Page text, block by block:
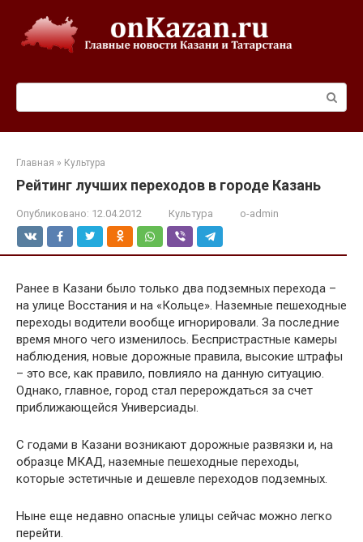
контенту
Главная » Культура
Рейтинг лучших переходов в городе Казань
Опубликовано: 12.04.2012 Культура o-admin
Ранее в Казани было только два подземных перехода –
на улице Восстания и на «Кольце». Наземные пешеходные
переходы водители вообще игнорировали. За последние
время много чего изменилось. Беспристрастные камеры
наблюдения, новые дорожные правила, высокие штрафы
– это все, как правило, повлияло на данную ситуацию.
Однако, главное, город стал перерождаться за счет
приближающейся Универсиады.
С годами в Казани возникают дорожные развязки и, на
образце МКАД, наземные пешеходные переходы,
которые эстетичные и дешевле переходов подземных.
Ныне еще недавно опасные улицы сейчас можно легко
перейти.